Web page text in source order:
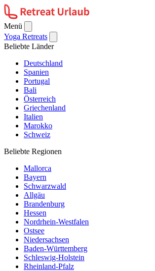
Menü
Yoga Retreats
Beliebte Länder
Deutschland
Spanien
Portugal
Bali
Österreich
Griechenland
Italien
Marokko
Schweiz
Beliebte Regionen
Mallorca
Bayern
Schwarzwald
Allgäu
Brandenburg
Hessen
Nordrhein-Westfalen
Ostsee
Niedersachsen
Baden-Württemberg
Schleswig-Holstein
Rheinland-Pfalz